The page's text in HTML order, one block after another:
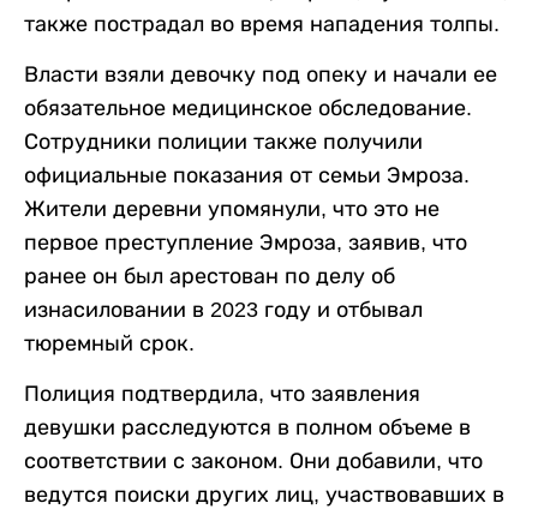
также пострадал во время нападения толпы.
Власти взяли девочку под опеку и начали ее
обязательное медицинское обследование.
Сотрудники полиции также получили
официальные показания от семьи Эмроза.
Жители деревни упомянули, что это не
первое преступление Эмроза, заявив, что
ранее он был арестован по делу об
изнасиловании в 2023 году и отбывал
тюремный срок.
Полиция подтвердила, что заявления
девушки расследуются в полном объеме в
соответствии с законом. Они добавили, что
ведутся поиски других лиц, участвовавших в